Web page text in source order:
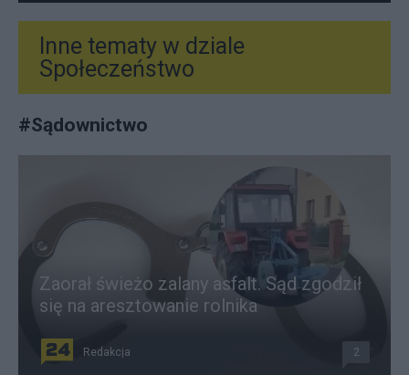
Inne tematy w dziale
Społeczeństwo
#Sądownictwo
Zaorał świeżo zalany asfalt. Sąd zgodził
się na aresztowanie rolnika
Redakcja 2